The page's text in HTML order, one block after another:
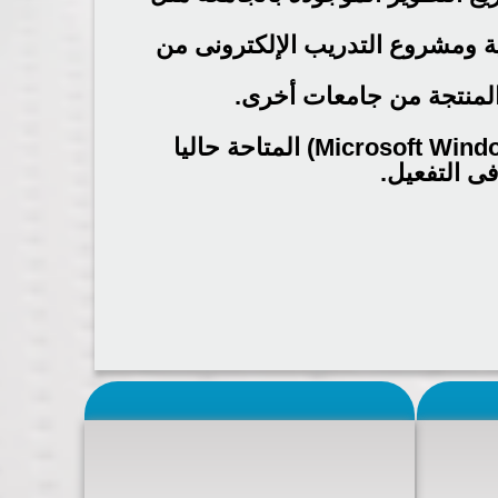
ومشروع التدريب الإلكترونى من
المنتجة من جامعات أخرى.
Microsoft) المتاحة حاليا
التفعيل.